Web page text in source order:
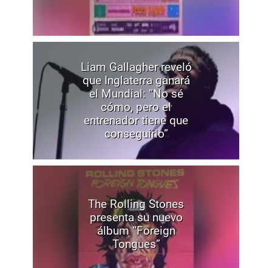
Liam Gallagher reveló
que Inglaterra ganará
el Mundial: “No sé
cómo, pero el
entrenador tiene que
conseguirlo”
The Rolling Stones
presenta su nuevo
álbum “Foreign
Tongues”